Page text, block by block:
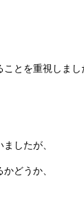
とを重視しまし
したが、
どうか、